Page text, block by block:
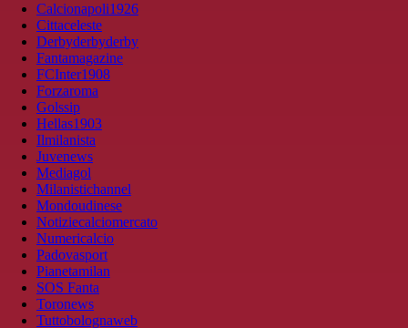
Calcionapoli1926
Cittaceleste
Derbyderbyderby
Fantamagazine
FCInter1908
Forzaroma
Golssip
Hellas1903
Ilmilanista
Juvenews
Mediagol
Milanistichannel
Mondoudinese
Notiziecalciomercato
Numericalcio
Padovasport
Pianetamilan
SOS Fanta
Toronews
Tuttobolognaweb